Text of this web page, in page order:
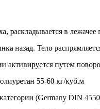
раскладывается в
назад. Тело
активируется путем
55-60 кг/куб.м
(Germany DIN